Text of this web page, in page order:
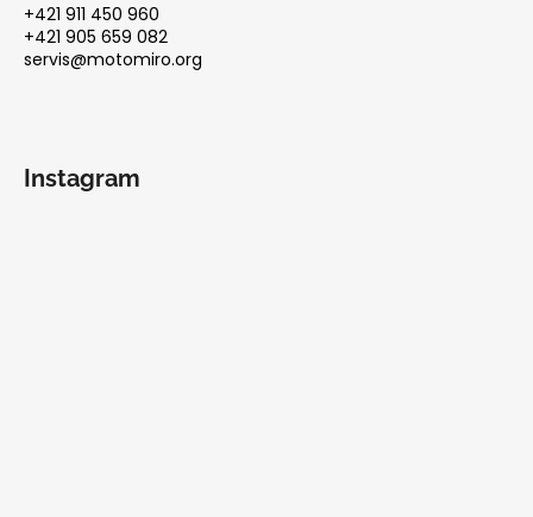
+421 911 450 960
+421 905 659 082
servis@motomiro.org
Instagram